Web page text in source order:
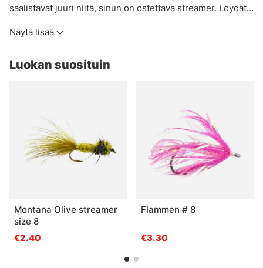
saalistavat juuri niitä, sinun on ostettava streamer. Löydät
Näytä lisää
Luokan suosituin
Montana Olive streamer
size 8
€2.40
Flammen # 8
€3.30